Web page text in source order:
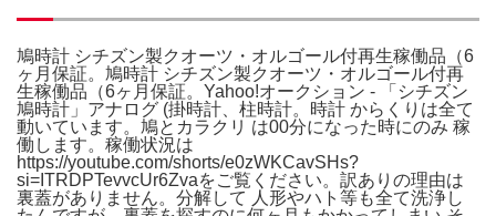
鳩時計 シチズン製クオーツ・オルゴール付再生稼働品（6
ヶ月保証。鳩時計 シチズン製クオーツ・オルゴール付再
生稼働品（6ヶ月保証。Yahoo!オークション - 「シチズン
鳩時計」アナログ (掛時計、柱時計。時計 からくりは全て
動いています。鳩とカラクリ は00分になった時にのみ 稼
働します。稼働状況は
https://youtube.com/shorts/e0zWKCavSHs?
si=ITRDPTevvcUr6Zvaをご覧ください。訳ありの理由は
裏蓋がありません。分解して 人形やハト等も全て洗浄し